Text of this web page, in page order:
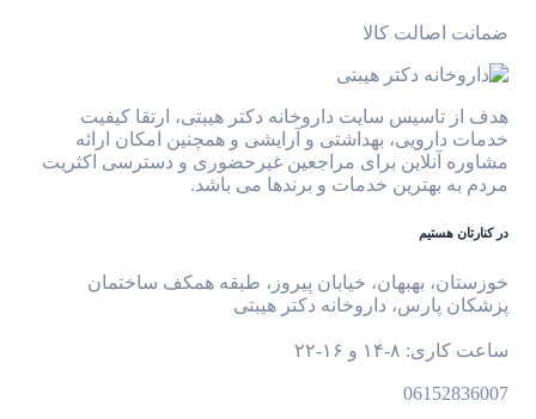
ضمانت اصالت کالا
هدف از تاسیس سایت داروخانه دکتر هیبتی، ارتقا کیفیت
خدمات دارویی، بهداشتی و آرایشی و همچنین امکان ارائه
مشاوره آنلاین برای مراجعین غیرحضوری و دسترسی اکثریت
مردم به بهترین خدمات و برندها می باشد.
در کنارتان هستیم
خوزستان، بهبهان، خیابان پیروز، طبقه همکف ساختمان
پزشکان پارس، داروخانه دکتر هیبتی
ساعت کاری: ۸-۱۴ و ۱۶-۲۲
06152836007